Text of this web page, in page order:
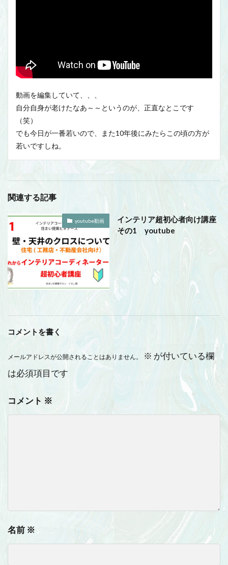
動画を編集していて、、、
自分自身が老けたなあ～～というのが、正直なとこです
（笑）
でも今日が一番若いので、また10年後にみたらこの頃の方が
若いですしね。
関連する記事
youtube動画
インテリア超初心者向け講座
その1 youtube
コメントを書く
メールアドレスが公開されることはありません。 ※ が付いている欄
は必須項目です
コメント ※
名前 ※